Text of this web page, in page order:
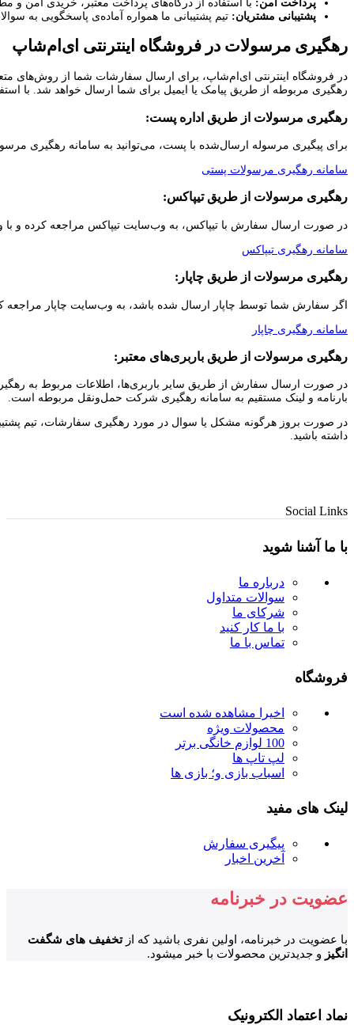
پرداخت امن: با استفاده از درگاه‌های پرداخت معتبر، خریدی امن و
پشتیبانی مشتریان: تیم پشتیبانی ما همواره آماده‌ی پاسخگویی به
رهگیری مرسولات در فروشگاه اینترنتی ای‌ام‌شاپ
در فروشگاه اینترنتی ای‌ام‌شاپ، برای ارسال سفارشات شما از روش‌های
رهگیری مربوطه از طریق پیامک یا ایمیل برای شما ارسال خواهد شد. با
رهگیری مرسولات از طریق اداره پست:
برای پیگیری مرسوله ارسال‌شده با پست، می‌توانید به سامانه رهگیری مرسولات پستی مراجعه
سامانه رهگیری مرسولات پستی
رهگیری مرسولات از طریق تیپاکس:
در صورت ارسال سفارش با تیپاکس، به وب‌سایت تیپاکس مراجعه کرده و با
سامانه رهگیری تیپاکس
رهگیری مرسولات از طریق چاپار:
اگر سفارش شما توسط چاپار ارسال شده باشد، به وب‌سایت چاپار مراجعه
سامانه رهگیری چاپار
رهگیری مرسولات از طریق باربری‌های معتبر:
در صورت ارسال سفارش از طریق سایر باربری‌ها، اطلاعات مربوط به
بارنامه و لینک مستقیم به سامانه رهگیری شرکت حمل‌ونقل مربوطه است.
در صورت بروز هرگونه مشکل یا سوال در مورد رهگیری سفارشات، تیم
داشته باشید.
Social Links
با ما آشنا شوید
درباره ما
سوالات متداول
شرکای ما
با ما کار کنید
تماس با ما
فروشگاه
اخیرا مشاهده شده است
محصولات ویژه
100 لوازم خانگی برتر
لپ تاپ ها
اسباب بازی و؛ بازی ها
لینک های مفید
پیگیری سفارش
آخرین اخبار
عضویت در خبرنامه
با عضویت در خبرنامه، اولین نفری باشید که ازتخفیف های شگفت
انگیز و جدیدترین محصولات با خبر میشود.
نماد اعتماد الکترونیک